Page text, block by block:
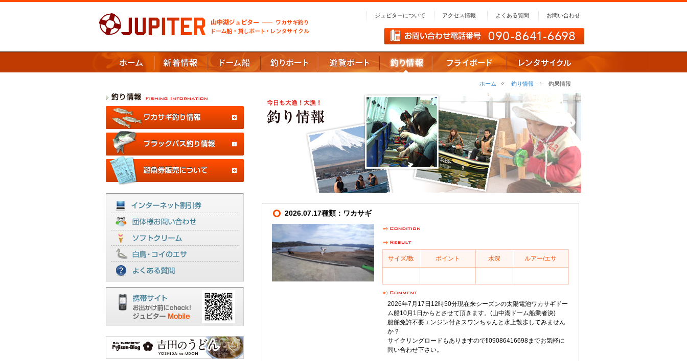
ジュピターについて アクセス情報 よくある質問 お問い合わせ
ホーム 釣り情報 釣果情報
2026.07.17種類：ワカサギ
サイズ/数 ポイント 水深 ルアー/エサ
2026年7月17日12時50分現在来シーズンの太陽電池ワカサギドー
ム船10月1日からとさせて頂きます。(山中湖ドーム船業者決)
船舶免許不要エンジン付きスワンちゃんと水上散歩してみません
か？
サイクリングロードもありますので‼️09086416698までお気軽に
問い合わせ下さい。